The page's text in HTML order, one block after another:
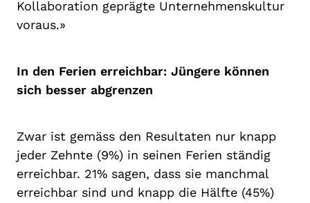
Kollaboration geprägte Unternehmenskultur
voraus.»
In den Ferien erreichbar: Jüngere können
sich besser abgrenzen
Zwar ist gemäss den Resultaten nur knapp
jeder Zehnte (9%) in seinen Ferien ständig
erreichbar. 21% sagen, dass sie manchmal
erreichbar sind und knapp die Hälfte (45%)